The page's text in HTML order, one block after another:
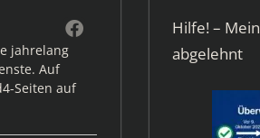
jahrelang
Auf
Seiten auf
Hilfe! –
abgelehnt